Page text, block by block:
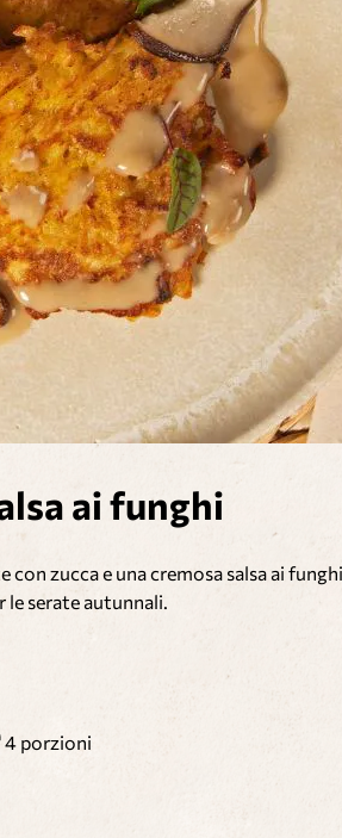
ai funghi
zucca e una cremosa salsa ai
serate autunnali.
4 porzioni